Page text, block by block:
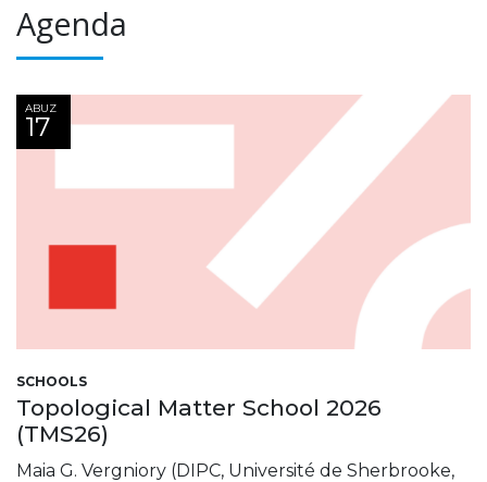
Agenda
ABUZ
17
SCHOOLS
Topological Matter School 2026
(TMS26)
Maia G. Vergniory (DIPC, Université de Sherbrooke,